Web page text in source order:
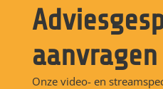
aanvragen
Onze video- en